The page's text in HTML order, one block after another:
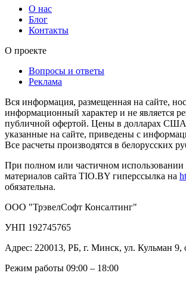
О нас
Блог
Контакты
О проекте
Вопросы и ответы
Реклама
Вся информация, размещенная на сайте,
информационный характер и не является
публичной офертой. Цены в долларах
указанные на сайте, приведены с
Все расчеты производятся в белорусских
При полном или частичном
материалов сайта TIO.BY гиперссылка на
обязательна.
ООО "ТрэвелСофт Консалтинг"
УНП 192745765
Адрес: 220013, РБ, г. Минск, ул. Кульман 9,
Режим работы 09:00 – 18:00